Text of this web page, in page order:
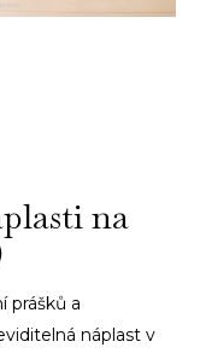
na
prášků a
náplast v